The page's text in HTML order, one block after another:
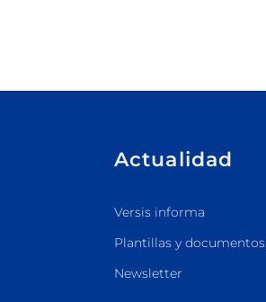
Actualidad
Versis informa
Plantillas y documentos
Newsletter